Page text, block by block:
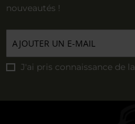
nouveautés !
J'ai pris connaissance de la